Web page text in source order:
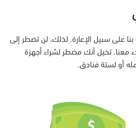
على سبيل الإعارة. لذلك، لن تضطر إلى
معنا. تخيل أنك مضطر لشراء أجهزة
أو لستة فنادق.